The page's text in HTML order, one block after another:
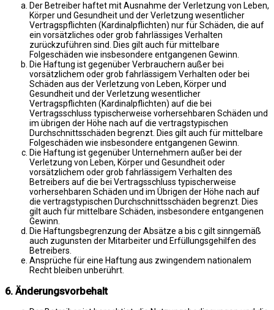
Der Betreiber haftet mit Ausnahme der Verletzung von Leben,
Körper und Gesundheit und der Verletzung wesentlicher
Vertragspflichten (Kardinalpflichten) nur für Schäden, die auf
ein vorsätzliches oder grob fahrlässiges Verhalten
zurückzuführen sind. Dies gilt auch für mittelbare
Folgeschäden wie insbesondere entgangenen Gewinn.
Die Haftung ist gegenüber Verbrauchern außer bei
vorsätzlichem oder grob fahrlässigem Verhalten oder bei
Schäden aus der Verletzung von Leben, Körper und
Gesundheit und der Verletzung wesentlicher
Vertragspflichten (Kardinalpflichten) auf die bei
Vertragsschluss typischerweise vorhersehbaren Schäden und
im übrigen der Höhe nach auf die vertragstypischen
Durchschnittsschäden begrenzt. Dies gilt auch für mittelbare
Folgeschäden wie insbesondere entgangenen Gewinn.
Die Haftung ist gegenüber Unternehmern außer bei der
Verletzung von Leben, Körper und Gesundheit oder
vorsätzlichem oder grob fahrlässigem Verhalten des
Betreibers auf die bei Vertragsschluss typischerweise
vorhersehbaren Schäden und im Übrigen der Höhe nach auf
die vertragstypischen Durchschnittsschäden begrenzt. Dies
gilt auch für mittelbare Schäden, insbesondere entgangenen
Gewinn.
Die Haftungsbegrenzung der Absätze a bis c gilt sinngemäß
auch zugunsten der Mitarbeiter und Erfüllungsgehilfen des
Betreibers.
Ansprüche für eine Haftung aus zwingendem nationalem
Recht bleiben unberührt.
6. Änderungsvorbehalt